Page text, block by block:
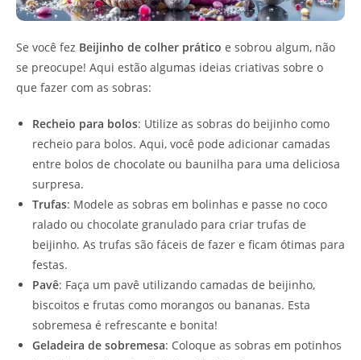
Se você fez Beijinho de colher prático e sobrou algum, não
se preocupe! Aqui estão algumas ideias criativas sobre o
que fazer com as sobras:
Recheio para bolos: Utilize as sobras do beijinho como
recheio para bolos. Aqui, você pode adicionar camadas
entre bolos de chocolate ou baunilha para uma deliciosa
surpresa.
Trufas: Modele as sobras em bolinhas e passe no coco
ralado ou chocolate granulado para criar trufas de
beijinho. As trufas são fáceis de fazer e ficam ótimas para
festas.
Pavê: Faça um pavê utilizando camadas de beijinho,
biscoitos e frutas como morangos ou bananas. Esta
sobremesa é refrescante e bonita!
Geladeira de sobremesa: Coloque as sobras em potinhos